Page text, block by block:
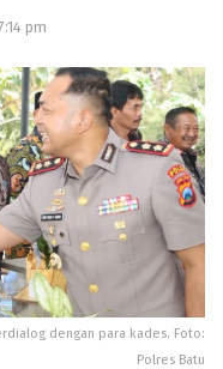
pm
dengan para kades. Foto:
Polres Batu